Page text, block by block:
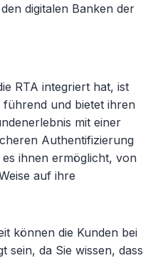
digitalen Banken der
RTA integriert hat, ist
führend und bietet ihren
mit einer
Authentifizierung
ihnen ermöglicht, von
auf ihre
können die Kunden bei
sein, da Sie wissen, dass